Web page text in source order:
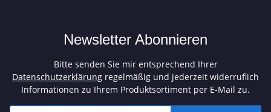
Newsletter Abonnieren
Bitte senden Sie mir entsprechend Ihrer
Datenschutzerklärung regelmäßig und jederzeit widerruflich
Informationen zu Ihrem Produktsortiment per E-Mail zu.